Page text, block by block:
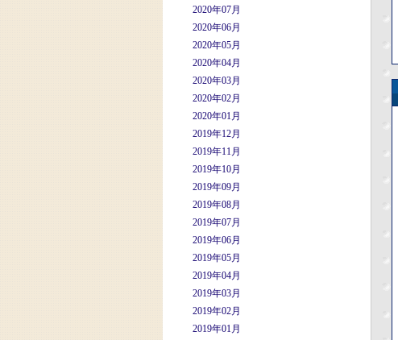
2020年07月
2020年06月
2020年05月
2020年04月
2020年03月
2020年02月
2020年01月
2019年12月
2019年11月
2019年10月
2019年09月
2019年08月
2019年07月
2019年06月
2019年05月
2019年04月
2019年03月
2019年02月
2019年01月